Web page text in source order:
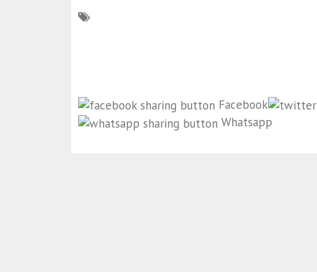
Facebook
Whatsapp